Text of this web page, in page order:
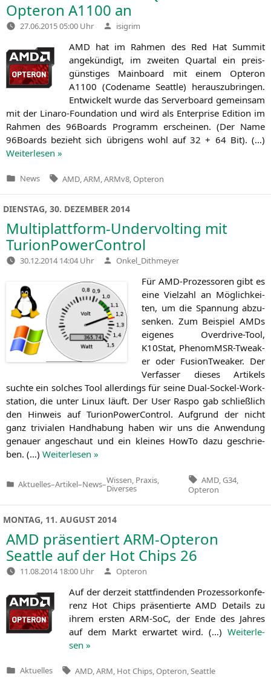
Opteron A1100 an
27.06.2015 05:00 Uhr Verfasst
von
isigrim
AMD hat im Rah­men des Red Hat Sum­mit
ange­kün­digt, im zwei­ten Quar­tal ein preis­
güns­ti­ges Main­board mit einem Opte­ron
A1100 (Code­na­me Seat­tle) her­aus­zu­brin­gen.
Ent­wi­ckelt wur­de das Ser­ver­board gemein­sam
mit der Lin­a­ro-Foun­da­ti­on und wird als Enter­pri­se Edi­ti­on im
Rah­men des 96Boards Pro­gramm erschei­nen. (Der Name
96Boards bezieht sich übri­gens wohl auf 32 + 64 Bit). (…)
Wei­ter­le­sen »
Veröffentlicht
News Tags:
AMD ARM ARMv8 Opteron
DIENSTAG, 30. DEZEMBER 2014
Multiplattform-Undervolting mit
TurionPowerControl
30.12.2014 14:04 Uhr Verfasst
von
Onkel_Dithmeyer
Für AMD-Pro­zes­so­ren gibt es
eine Viel­zahl an Mög­lich­kei­
ten, um die Span­nung abzu­
sen­ken. Zum Bei­spiel AMDs
eige­nes Over­dri­ve-Tool,
K10Stat, Phe­nomMSR-Twea­k­
er oder Fusi­onT­wea­k­er. Der
Ver­fas­ser die­ses Arti­kels
such­te ein sol­ches Tool aller­dings für sei­ne Dual-Sockel-Work­
sta­tion, die unter Linux läuft. Der User Ras­po gab schließ­lich
den Hin­weis auf Turi­onPower­Con­trol. Auf­grund der nicht
ganz tri­via­len Hand­ha­bung haben wir uns die Anwen­dung
genau­er ange­schaut und ein klei­nes How­To dazu geschrie­
ben. (…) Wei­ter­le­sen »
Veröffentlicht
Aktuelles–Artikel–News–Wissen, Praxis,
Diverses
Tags:
AMD ,G34
Opteron
MONTAG, 11. AUGUST 2014
AMD präsentiert ARM-Opteron
Seattle auf der Hot Chips 26
11.08.2014 18:00 Uhr Verfasst
von
Opteron
Auf der der­zeit statt­fin­den­den Pro­zes­sor­kon­fe­
renz Hot Chips prä­sen­tier­teAMD Details zu
ihrem ers­ten ARM-SoC, der Ende des Jah­res
auf dem Markt erwar­tet wird. (…) Wei­ter­le­
sen »
Veröffentlicht
Aktuelles Tags:
AMD ARM Hot Chips Opteron Seattle